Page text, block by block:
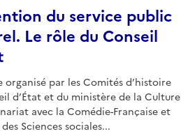
du service public
Le rôle du Conseil
organisé par les Comités d’histoire
d’État et du ministère de la Culture
avec la Comédie-Française et
Sciences sociales...